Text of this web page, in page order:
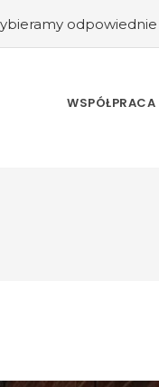
odpowiednie
retro – inspiracje
retro: Powrót do